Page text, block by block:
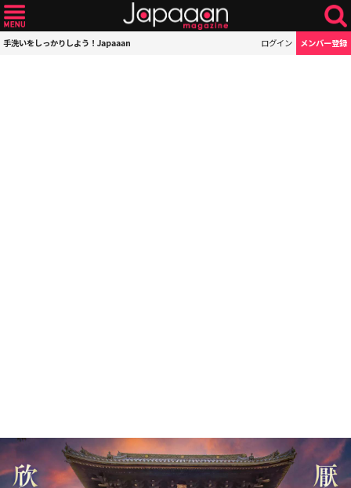
手洗いをしっかりしよう！Japaaan ログイン メンバー登録